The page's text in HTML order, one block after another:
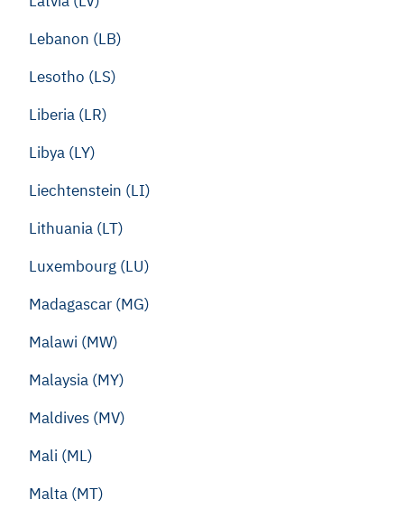
Lebanon (LB)
Lesotho (LS)
Liberia (LR)
Libya (LY)
Liechtenstein (LI)
Lithuania (LT)
Luxembourg (LU)
Madagascar (MG)
Malawi (MW)
Malaysia (MY)
Maldives (MV)
Mali (ML)
Malta (MT)